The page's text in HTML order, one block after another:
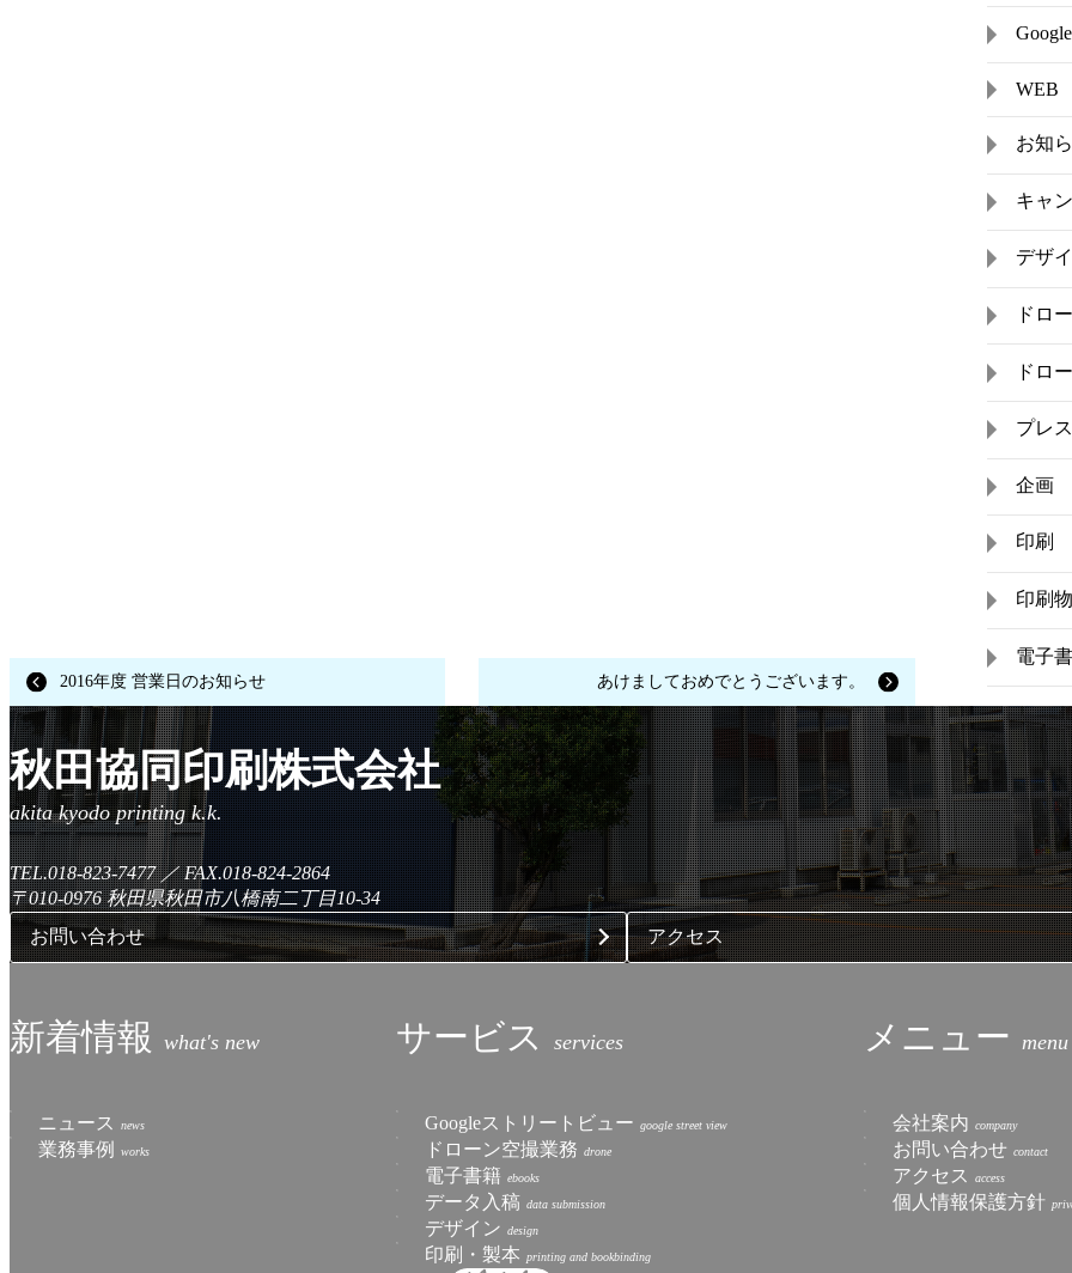
2016年度 営業日のお知らせ あけましておめでとうございます。
WEB
お知
キャ
デザ
ドロ
ドロ
プレ
企画
印刷
印刷
電子
秋田協同印刷株式会社
TEL.018-823-7477／FAX.018-824-2864
〒010-0976秋田県秋田市八橋南二丁目10-34
お問い合わせ
アクセス
新着情報
ニュース
業務事例
サービス
Googleストリートビュー
ドローン空撮業務
電子書籍
データ入稿
デザイン
印刷・製本
メニュー
会社案内
お問い合わせ
アクセス
個人情報保護方針